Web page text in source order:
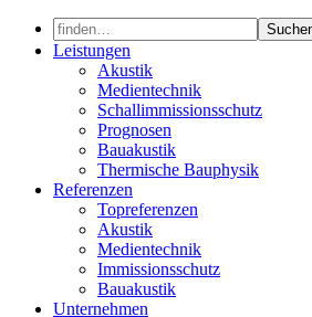
Skip
Leistungen
Akustik
Medientechnik
Schallimmissionsschutz
Prognosen
Bauakustik
Thermische Bauphysik
Referenzen
Topreferenzen
Akustik
Medientechnik
Immissionsschutz
Bauakustik
Unternehmen